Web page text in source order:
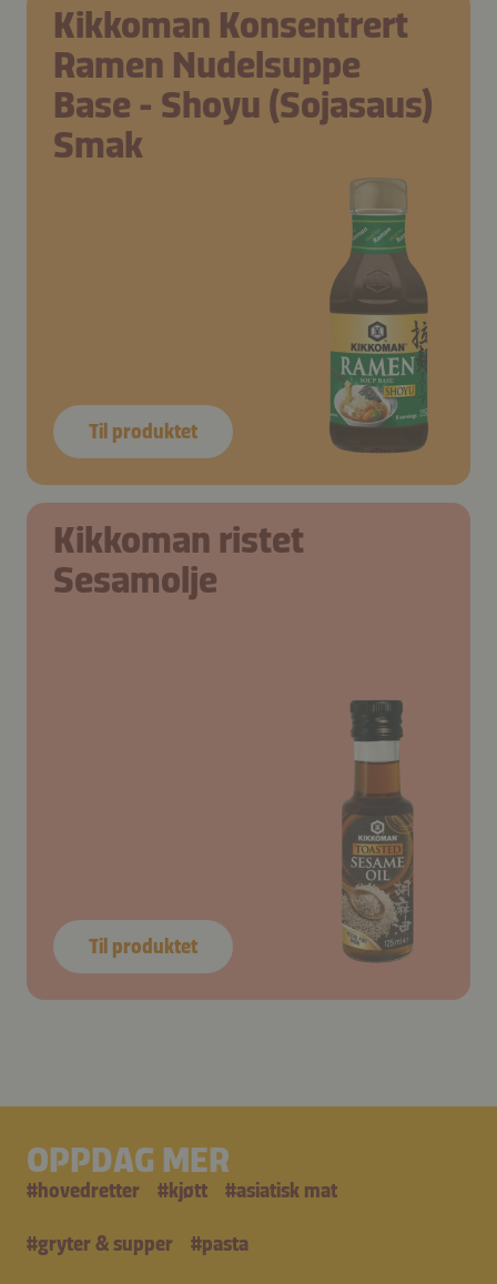
Kikkoman Konsentrert
Ramen Nudelsuppe
Base - Shoyu (Sojasaus)
Smak
Til produktet
Kikkoman ristet
Sesamolje
Til produktet
OPPDAG MER
#hovedretter #kjøtt #asiatisk mat
#gryter & supper #pasta